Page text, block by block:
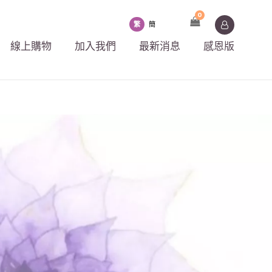
線上購物 加入我們 最新消息 感恩版
繁 簡
0